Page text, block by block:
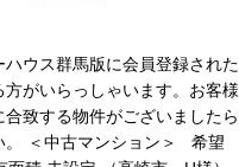
ウス群馬版に会員登録された
がいらっしゃいます。お客様
致する物件がございましたら
。 ＜中古マンション＞ 希望